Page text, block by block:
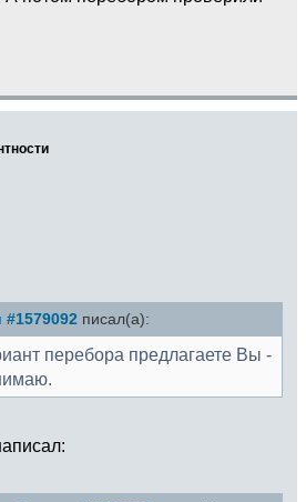
писал(а):
перебора предлагаете Вы -